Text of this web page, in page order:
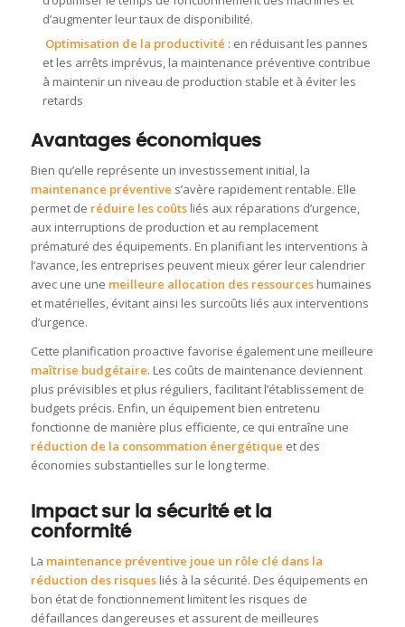
d’augmenter leur taux de disponibilité.
Optimisation de la productivité : en réduisant les pannes
et les arrêts imprévus, la maintenance préventive contribue
à maintenir un niveau de production stable et à éviter les
retards
Avantages économiques
Bien qu’elle représente un investissement initial, la
maintenance préventive s’avère rapidement rentable. Elle
permet de réduire les coûtsliés aux réparations d’urgence,
aux interruptions de production et au remplacement
prématuré des équipements. En planifiant les interventions à
l’avance, les entreprises peuvent mieux gérer leur calendrier
avec une une meilleure allocation des ressourceshumaines
et matérielles, évitant ainsi les surcoûts liés aux interventions
d’urgence.
Cette planification proactive favorise également une meilleure
maîtrise budgétaire. Les coûts de maintenance deviennent
plus prévisibles et plus réguliers, facilitant l’établissement de
budgets précis. Enfin, un équipement bien entretenu
fonctionne de manière plus efficiente, ce qui entraîne une
réduction de la consommation énergétique et des
économies substantielles sur le long terme.
Impact sur la sécurité et la
conformité
La maintenance préventive joue un rôle clé dans la
réduction des risquesliés à la sécurité. Des équipements en
bon état de fonctionnement limitent les risques de
défaillances dangereuses et assurent de meilleures